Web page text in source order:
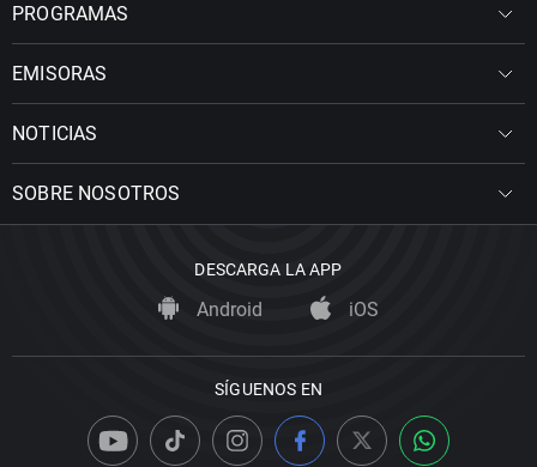
PROGRAMAS
EMISORAS
NOTICIAS
SOBRE NOSOTROS
DESCARGA LA APP
Android iOS
SÍGUENOS EN